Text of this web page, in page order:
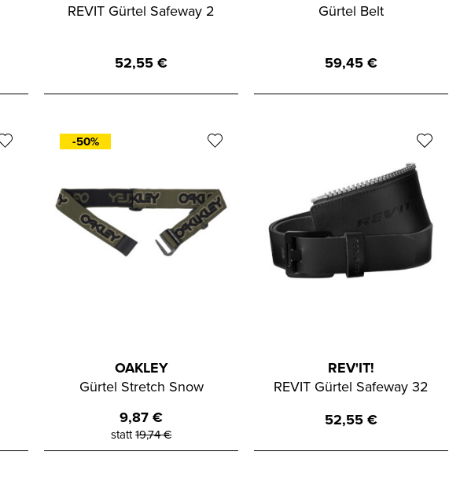
REVIT Gürtel Safeway 2
52,55€
Gürtel Belt
59,45€
-50%
OAKLEY
Gürtel Stretch Snow
9,87€
statt19,74€
REV'IT!
REVIT Gürtel Safeway 32
52,55€